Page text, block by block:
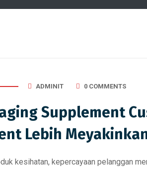
ADMINIT 0 COMMENTS
Supplement
Lebih
kesihatan, kepercayaan pelanggan